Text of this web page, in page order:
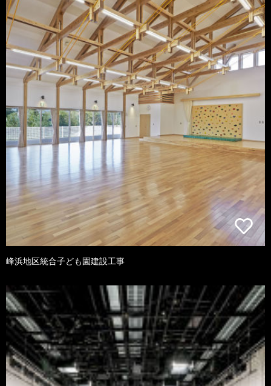
峰浜地区統合子ども園建設工事